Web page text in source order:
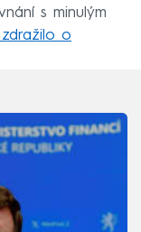
s minulým
o